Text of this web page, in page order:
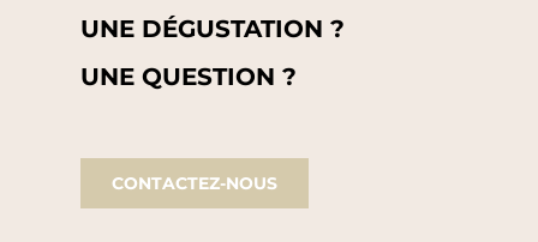
UNE DÉGUSTATION ?
UNE QUESTION ?
CONTACTEZ-NOUS